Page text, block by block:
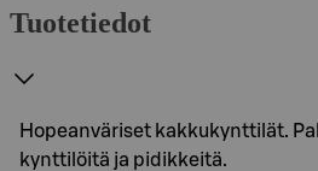
Tuotetiedot
Hopeanväriset kakkukynttilät.
kynttilöitä ja pidikkeitä.